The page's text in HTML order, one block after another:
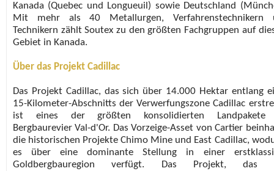
Kanada (Quebec und Longueuil) sowie Deutschland
Mit mehr als 40 Metallurgen, Verfahrenstechnikern
Technikern zählt Soutex zu den größten Fachgruppen auf
Gebiet in Kanada.
Über das Projekt Cadillac
Das Projekt Cadillac, das sich über 14.000 Hektar entlang
15-Kilometer-Abschnitts der Verwerfungszone Cadillac
ist eines der größten konsolidierten
Bergbaurevier Val-d'Or. Das Vorzeige-Asset von Cartier
die historischen Projekte Chimo Mine und East Cadillac,
es über eine dominante Stellung in einer
Goldbergbauregion verfügt. Das Projekt, das